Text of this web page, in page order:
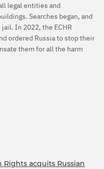
legal entities and
Searches began, and
In 2022, the ECHR
ordered Russia to stop their
them for all the harm
acquits Russian